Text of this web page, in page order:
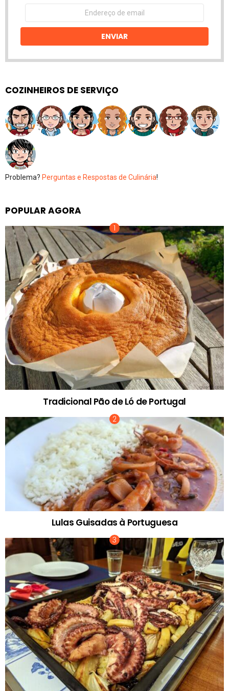
Endereço
email
ENVIAR
COZINHEIROS DE SERVIÇO
Problema? Perguntas e Respostas de Culinária!
POPULAR AGORA
Tradicional Pão de Ló de Portugal
Lulas Guisadas à Portuguesa